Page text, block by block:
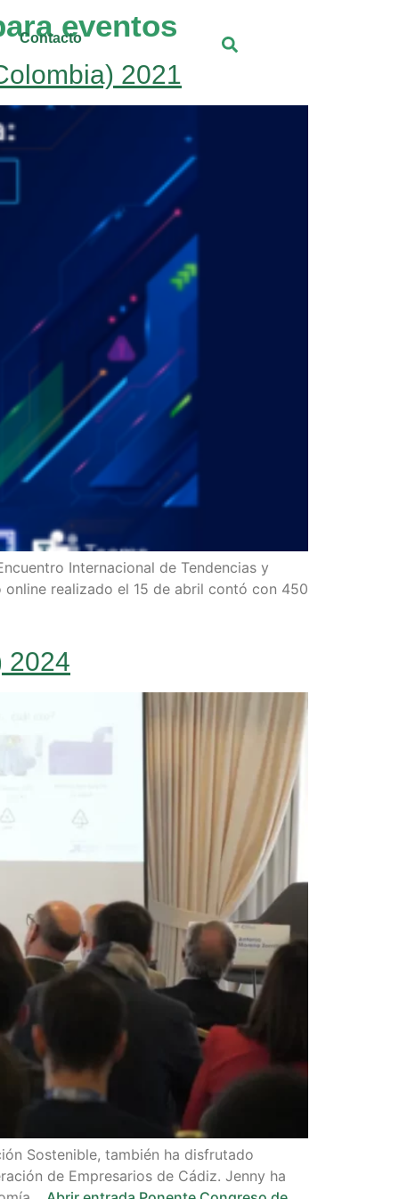
Contactoeventos
2021
Internacional de Tendencias y
realizado el 15 de abril contó con 450
2024
Sostenible, también ha disfrutado
de Empresarios de Cádiz. Jenny ha